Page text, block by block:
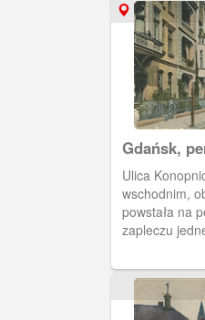
Gdańsk,
Ulica
wschodnim,
powstała na
zapleczu